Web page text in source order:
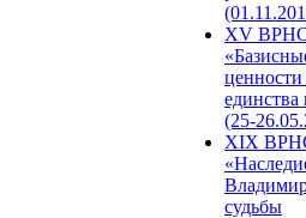
XV
единства
(25-
XIX
судьбы